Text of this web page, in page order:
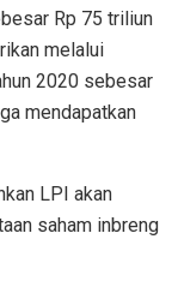
Rp 75 triliun
melalui
2020 sebesar
mendapatkan
LPI akan
saham inbreng